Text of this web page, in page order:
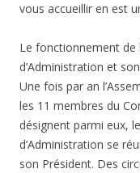
vous accueillir en est
Le fonctionnement de
d’Administration et
Une fois par an
les 11 membres du
désignent parmi eux,
d’Administration se
son Président. Des